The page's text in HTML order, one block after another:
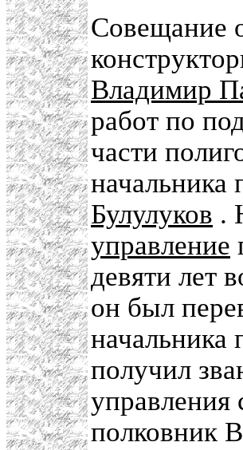
Совещание
Владимир
работ по
части
начальника
Булулуков .
управление
девяти лет
он был
начальника
получил
управления
полковник